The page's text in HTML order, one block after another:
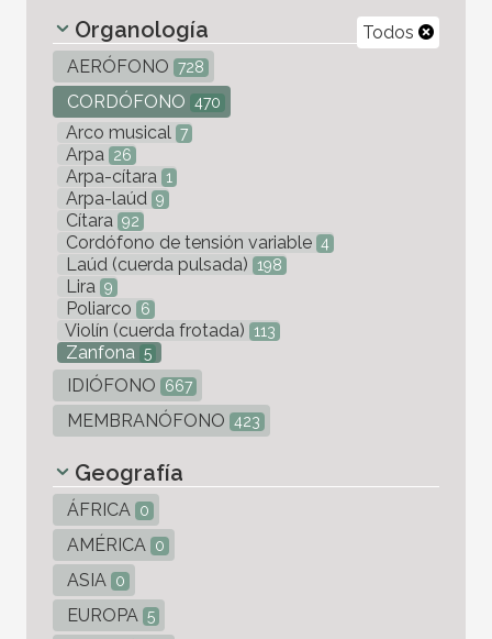
Todos
Organología
AERÓFONO 728
CORDÓFONO 470
Arco musical 7
Arpa 26
Arpa-cítara 1
Arpa-laúd 9
Cítara 92
Cordófono de tensión variable 4
Laúd (cuerda pulsada) 198
Lira 9
Poliarco 6
Violín (cuerda frotada) 113
Zanfona 5
IDIÓFONO 667
MEMBRANÓFONO 423
Geografía
ÁFRICA 0
AMÉRICA 0
ASIA 0
EUROPA 5